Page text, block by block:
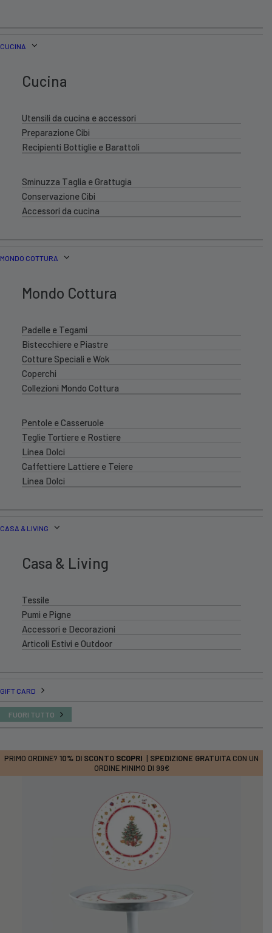
CUCINA
Cucina
Utensili da cucina e accessori
Preparazione Cibi
Recipienti Bottiglie e Barattoli
Sminuzza Taglia e Grattugia
Conservazione Cibi
Accessori da cucina
MONDO COTTURA
Mondo Cottura
Padelle e Tegami
Bistecchiere e Piastre
Cotture Speciali e Wok
Coperchi
Collezioni Mondo Cottura
Pentole e Casseruole
Teglie Tortiere e Rostiere
Linea Dolci
Caffettiere Lattiere e Teiere
Linea Dolci
CASA & LIVING
Casa & Living
Tessile
Pumi e Pigne
Accessori e Decorazioni
Articoli Estivi e Outdoor
GIFT CARD
FUORI TUTTO
PRIMO ORDINE? 10% DI SCONTO SCOPRI | SPEDIZIONE GRATUITA CON UN
ORDINE MINIMO DI 99€